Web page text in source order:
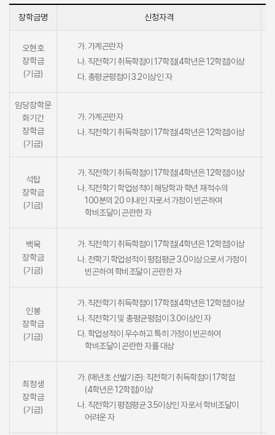
장학금명 신청자격
오현호
장학금
(기금)
가. 가계곤란자
나. 직전학기 취득학점이 17학점(4학년은 12학점)이상
다. 총평균평점이 3.2이상인 자
임당장학문
화기간
장학금
(기금)
가. 가계곤란자
나. 직전학기 취득학점이 17학점(4학년은 12학점)이상
석탑
장학금
(기금)
가. 직전학기 취득학점이 17학점(4학년은 12학점)이상
나. 직전학기 학업성적이 해당학과 학년 재적수의
100분의 20 이내인 자로서 가정이 빈곤하여
학비조달이 곤란한 자
백목
장학금
(기금)
가. 직전학기 취득학점이 17학점(4학년은 12학점)이상
나. 전학기 학업성적이 평점평균 3.0이상으로서 가정이
빈곤하여 학비조달이 곤란한 자
인봉
장학금
(기금)
가. 직전학기 취득학점이 17학점(4학년은 12학점)이상
나. 직전학기 및 총평균평점이 3.0이상인 자
다. 학업성적이 우수하고 특히 가정이 빈곤하여
학비조달이 곤란한 자를 대상
최정생
장학금
(기금)
가. (매년초 선발기준): 직전학기 취득학점이 17학점
(4학년은 12학점)이상
나. 직전학기 평점평균 3.5이상인 자로서 학비조달이
어려운 자